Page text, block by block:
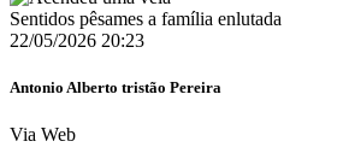
Sentidos pêsames a família enlutada
22/05/2026 20:23
Antonio Alberto tristão Pereira
Via Web